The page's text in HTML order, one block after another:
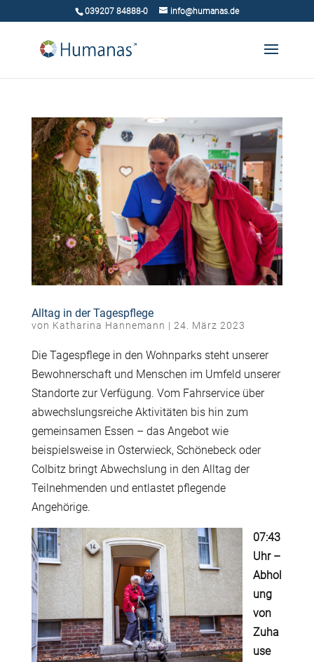
039207 84888-0 info@humanas.de
Alltag in der Tagespflege
von Katharina Hannemann | 24. März 2023
Die Tagespflege in den Wohnparks steht unserer
Bewohnerschaft und Menschen im Umfeld unserer
Standorte zur Verfügung. Vom Fahrservice über
abwechslungsreiche Aktivitäten bis hin zum
gemeinsamen Essen – das Angebot wie
beispielsweise in Osterwieck, Schönebeck oder
Colbitz bringt Abwechslung in den Alltag der
Teilnehmenden und entlastet pflegende
Angehörige.
07:43
Uhr –
Abhol
ung
von
Zuha
use